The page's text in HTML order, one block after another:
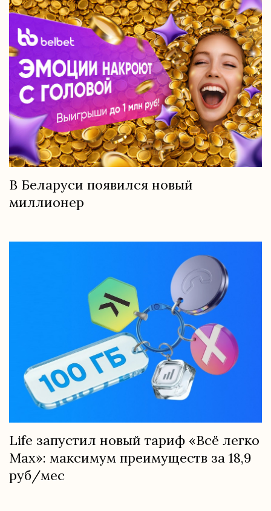
В Беларуси появился новый
миллионер
Life запустил новый тариф «Всё легко
Max»: максимум преимуществ за 18,9
руб/мес